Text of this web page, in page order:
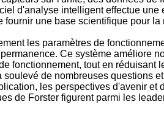
d'analyse intelligent effectue
une base scientifique pour
les paramètres de
Ce système améliore
fonctionnement, tout en réduisant
de nombreuses questions
les perspectives d'avenir
de Forster figurent parmi les